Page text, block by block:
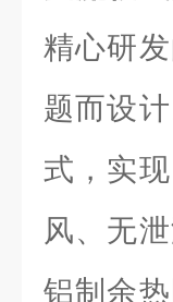
精心研
题而设
式，实
风、无
铝制余